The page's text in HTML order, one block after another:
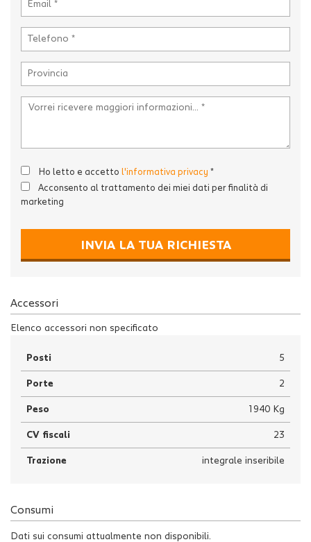
Ho letto e accetto l'informativa privacy *
Acconsento al trattamento dei miei dati per finalità di
marketing
INVIA LA TUA RICHIESTA
Accessori
Elenco accessori non specificato
Posti 5
Porte 2
Peso 1940 Kg
CV fiscali 23
Trazione integrale inseribile
Consumi
Dati sui consumi attualmente non disponibili.